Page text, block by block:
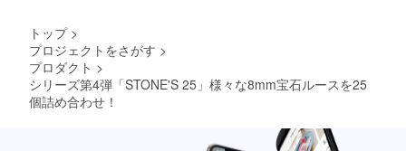
トップ >
プロジェクトをさがす >
プロダクト >
シリーズ第4弾「STONE'S 25」様々な8mm宝石ルースを25
個詰め合わせ！